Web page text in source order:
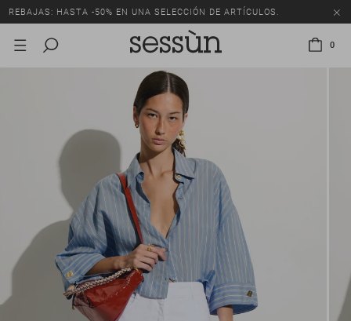
REBAJAS: HASTA -50% EN UNA SELECCIÓN DE ARTÍCULOS.
0